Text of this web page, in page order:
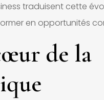
traduisent cette
en opportunités
de la